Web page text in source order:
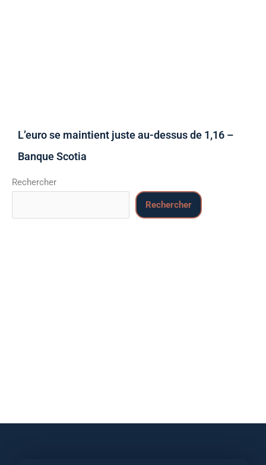
L’euro se maintient juste au-dessus de 1,16 –
Banque Scotia
Rechercher
Rechercher